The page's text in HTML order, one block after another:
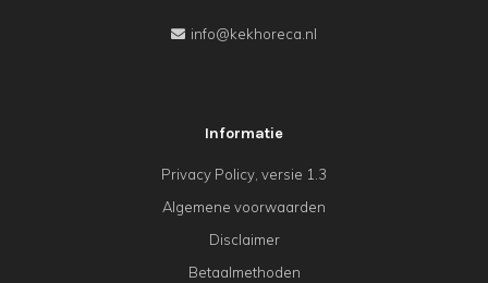
info@kekhoreca.nl
Informatie
Privacy Policy, versie 1.3
Algemene voorwaarden
Disclaimer
Betaalmethoden